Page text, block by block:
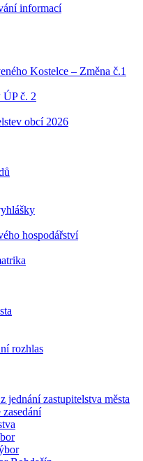
informací
Kostelce – Změna č.1
ÚP č. 2
obcí 2026
hospodářství
rozhlas
jednání zastupitelstva města